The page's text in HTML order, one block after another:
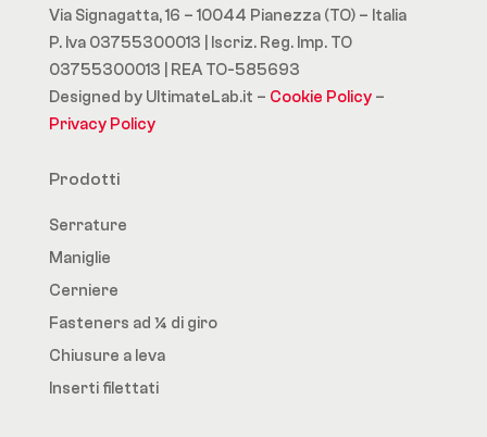
Via Signagatta, 16 – 10044 Pianezza (TO) – Italia
P. Iva 03755300013 | Iscriz. Reg. Imp. TO
03755300013 | REA TO-585693
Designed by UltimateLab.it – Cookie Policy–
Privacy Policy
Prodotti
Serrature
Maniglie
Cerniere
Fasteners ad ¼ di giro
Chiusure a leva
Inserti filettati